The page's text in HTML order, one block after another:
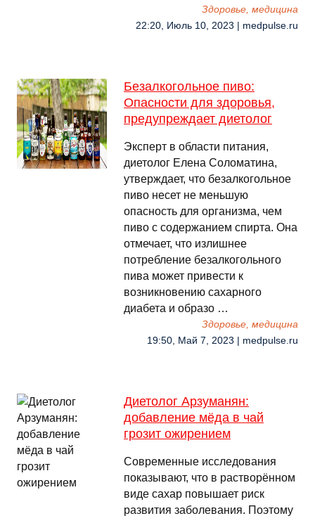
Здоровье, медицина
22:20, Июль 10, 2023 | medpulse.ru
Безалкогольное пиво:
Опасности для здоровья,
предупреждает диетолог
Эксперт в области питания,
диетолог Елена Соломатина,
утверждает, что безалкогольное
пиво несет не меньшую
опасность для организма, чем
пиво с содержанием спирта. Она
отмечает, что излишнее
потребление безалкогольного
пива может привести к
возникновению сахарного
диабета и образо …
Здоровье, медицина
19:50, Май 7, 2023 | medpulse.ru
Диетолог Арзуманян:
добавление мёда в чай
грозит ожирением
Современные исследования
показывают, что в растворённом
виде сахар повышает риск
развития заболевания. Поэтому